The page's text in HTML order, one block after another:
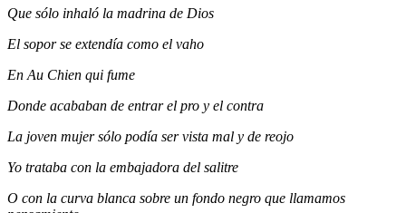
Que sólo inhaló la madrina de Dios
El sopor se extendía como el vaho
En Au Chien qui fume
Donde acababan de entrar el pro y el contra
La joven mujer sólo podía ser vista mal y de reojo
Yo trataba con la embajadora del salitre
O con la curva blanca sobre un fondo negro que llamamos